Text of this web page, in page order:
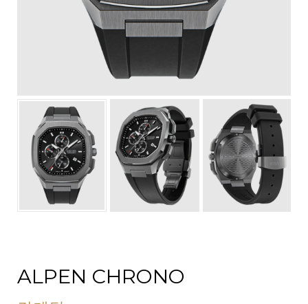
ALPEN CHRONO